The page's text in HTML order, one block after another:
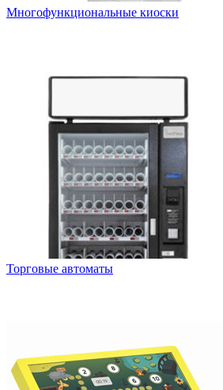
Многофункциональные киоски
Торговые автоматы